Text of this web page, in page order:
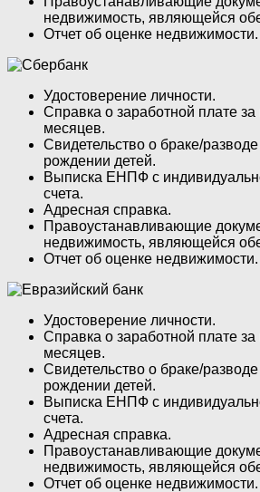
недвижимость, являющейся
Отчет об оценке недвижимости.
Удостоверение личности.
Справка о заработной плате
месяцев.
Свидетельство о браке/
рождении детей.
Выписка ЕНПФ с
счета.
Адресная справка.
Правоустанавливающие
недвижимость, являющейся
Отчет об оценке недвижимости.
Удостоверение личности.
Справка о заработной плате
месяцев.
Свидетельство о браке/
рождении детей.
Выписка ЕНПФ с
счета.
Адресная справка.
Правоустанавливающие
недвижимость, являющейся
Отчет об оценке недвижимости.